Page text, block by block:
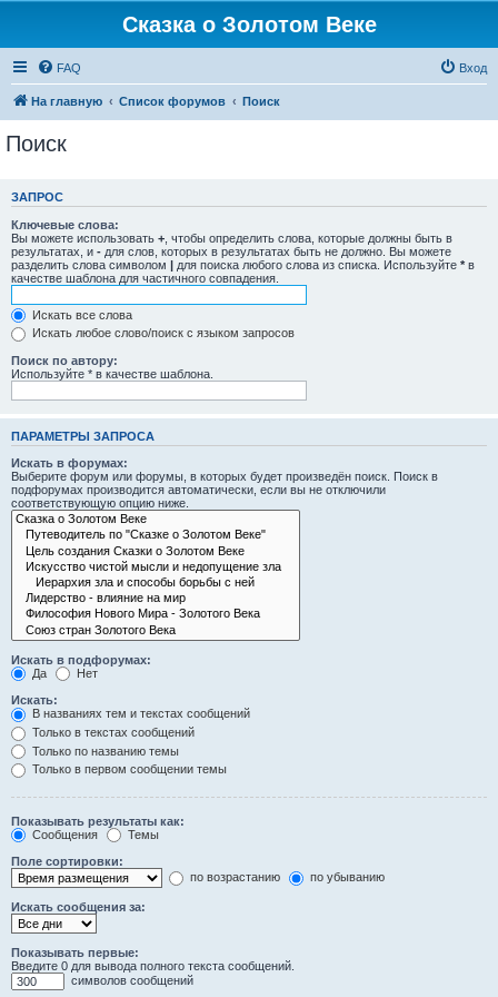
Сказка о Золотом Веке
FAQ Вход
На главную Список форумов Поиск
Поиск
ЗАПРОС
Ключевые слова:
Вы можете использовать + , чтобы определить слова, которые должны быть в
результатах, и - для слов, которых в результатах быть не должно. Вы можете
разделить слова символом | для поиска любого слова из списка. Используйте * в
качестве шаблона для частичного совпадения.
Искать все слова
Искать любое слово/поиск с языком запросов
Поиск по автору:
Используйте * в качестве шаблона.
ПАРАМЕТРЫ ЗАПРОСА
Искать в форумах:
Выберите форум или форумы, в которых будет произведён поиск. Поиск в
подфорумах производится автоматически, если вы не отключили
соответствующую опцию ниже.
Искать в подфорумах:
Да
Нет
Искать:
В названиях тем и текстах сообщений
Только в текстах сообщений
Только по названию темы
Только в первом сообщении темы
Показывать результаты как:
Сообщения
Темы
Поле сортировки:
по возрастанию
по убыванию
Искать сообщения за:
Показывать первые:
Введите 0 для вывода полного текста сообщений.
символов сообщений